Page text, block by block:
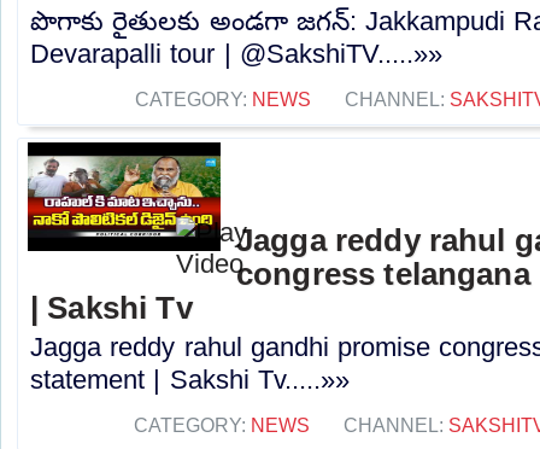
పొగాకు రైతులకు అండగా జగన్: Jakkampudi
Devarapalli tour | @SakshiTV.....»»
CATEGORY: NEWS CHANNEL:
Jagga reddy rahul
congress
| Sakshi Tv
Jagga reddy rahul gandhi promise
statement | Sakshi Tv.....»»
CATEGORY: NEWS CHANNEL: